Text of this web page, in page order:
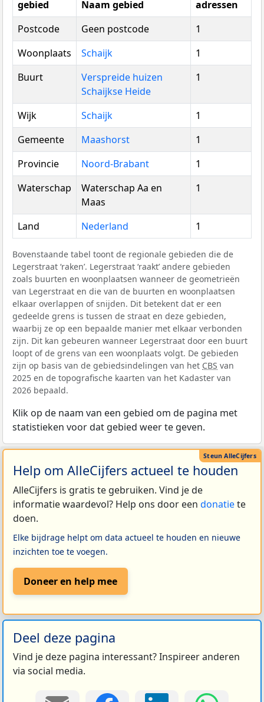
gebied Naam gebied
adressen
Postcode
Geen postcode
1
Woonplaats
Schaijk
1
Buurt
Verspreide huizen
Schaijkse Heide
1
Wijk Schaijk
1
Gemeente
Maashorst
1
Provincie
Noord-Brabant
1
Waterschap
Waterschap Aa en
Maas
1
Land Nederland 1
Bovenstaande tabel toont de regionale gebieden die de
Legerstraat ‘raken’. Legerstraat ‘raakt’ andere gebieden
zoals buurten en woonplaatsen wanneer de geometrieën
van Legerstraat en die van de buurten en woonplaatsen
elkaar overlappen of snijden. Dit betekent dat er een
gedeelde grens is tussen de straat en deze gebieden,
waarbij ze op een bepaalde manier met elkaar verbonden
zijn. Dit kan gebeuren wanneer Legerstraat door een buurt
loopt of de grens van een woonplaats volgt. De gebieden
zijn op basis van de gebiedsindelingen van het CBS van
2025 en de topografische kaarten van het Kadaster van
2026 bepaald.
Klik op de naam van een gebied om de pagina met
statistieken voor dat gebied weer te geven.
Help om AlleCijfers actueel te houden
AlleCijfers is gratis te gebruiken. Vind je de
informatie waardevol? Help ons door een donatiete
doen.
Elke bijdrage helpt om data actueel te houden en nieuwe
inzichten toe te voegen.
Doneer en help mee
Deel deze pagina
Vind je deze pagina interessant? Inspireer anderen
via social media.